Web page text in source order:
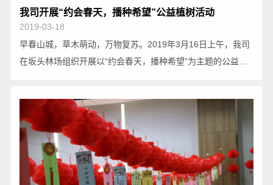
我司开展“约会春天，播种希望”公益植树活动
2019-03-18
早春山城，草木萌动，万物复苏。2019年3月16日上午，我司
在坂头林场组织开展以“约会春天，播种希望”为主题的公益植
过程中，金小原们干劲十足，手拿铁锹，以小…